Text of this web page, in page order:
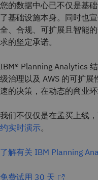
您的数据中心已不仅是基
了基础设施本身。同时也
全、合规、可扩展且智能
求的坚定承诺。
IBM® Planning Analytics
级治理以及 AWS 的可扩
速的决策，在动态的商业
我们不仅仅是在孟买上线
约实时演示。
了解有关 IBM Planning
免费试用 30 天